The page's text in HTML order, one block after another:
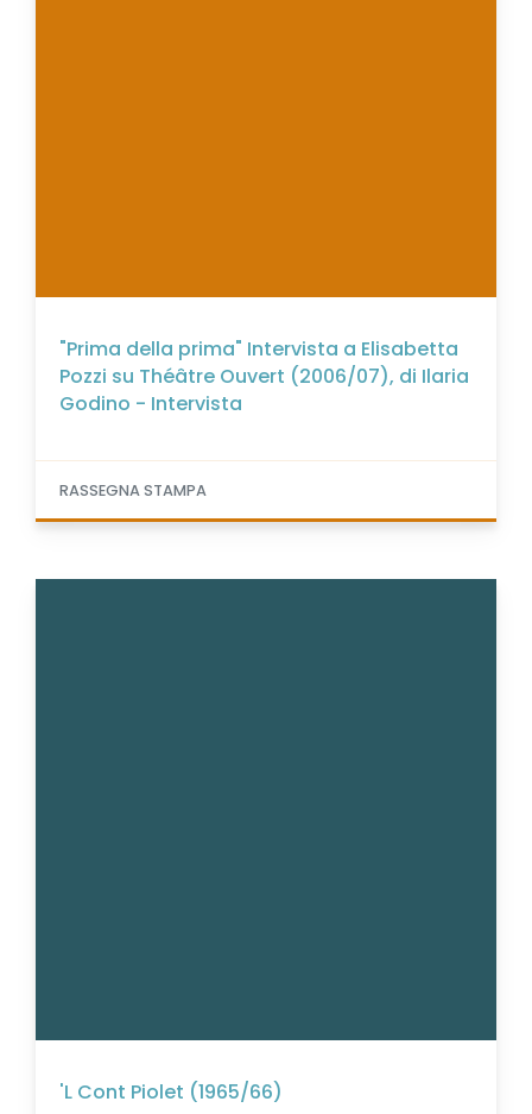
"Prima della prima" Intervista a Elisabetta
Pozzi su Théâtre Ouvert (2006/07), di Ilaria
Godino - Intervista
RASSEGNA STAMPA
'L Cont Piolet (1965/66)